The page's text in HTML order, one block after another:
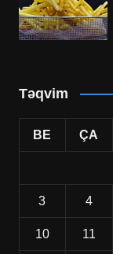
Təqvim
BE ÇA
3 4
10 11